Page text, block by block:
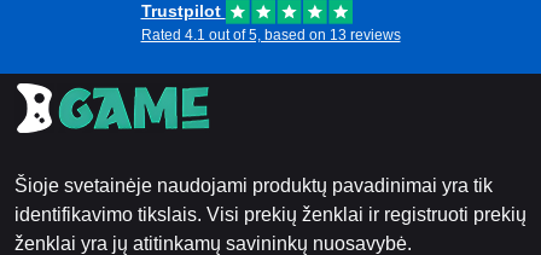
Trustpilot
Rated 4.1 out of 5, based on 13 reviews
Šioje svetainėje naudojami produktų pavadinimai yra tik
identifikavimo tikslais. Visi prekių ženklai ir registruoti prekių
ženklai yra jų atitinkamų savininkų nuosavybė.